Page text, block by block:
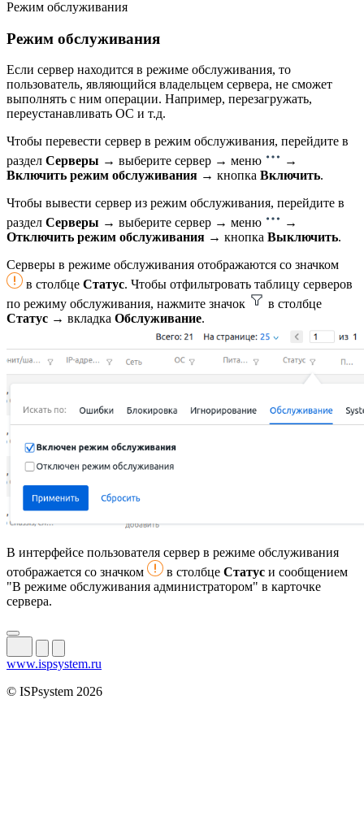
Режим обслуживания
Режим обслуживания
Если сервер находится в режиме обслуживания, то
пользователь, являющийся владельцем сервера, не сможет
выполнять с ним операции. Например, перезагружать,
переустанавливать ОС и т.д.
Чтобы перевести сервер в режим обслуживания, перейдите в
раздел Серверы → выберите сервер → меню
→
Включить режим обслуживания → кнопка Включить.
Чтобы вывести сервер из режим обслуживания, перейдите в
раздел Серверы → выберите сервер → меню
→
Отключить режим обслуживания → кнопка Выключить.
Серверы в режиме обслуживания отображаются со значком
в столбце Статус. Чтобы отфильтровать таблицу серверов
по режиму обслуживания, нажмите значок
в столбце
Статус → вкладка Обслуживание.
В интерфейсе пользователя сервер в режиме обслуживания
отображается со значком
в столбце Статус и сообщением
"В режиме обслуживания администратором" в карточке
сервера.
www.ispsystem.ru
© ISPsystem 2026